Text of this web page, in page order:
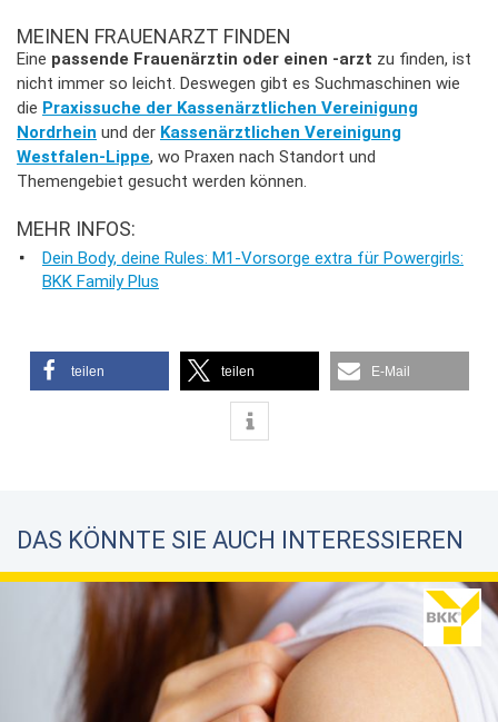
MEINEN FRAUENARZT FINDEN
Eine passende Frauenärztin oder einen -arzt zu finden, ist
nicht immer so leicht. Deswegen gibt es Suchmaschinen wie
die Praxissuche der Kassenärztlichen Vereinigung
Nordrhein und der Kassenärztlichen Vereinigung
Westfalen-Lippe, wo Praxen nach Standort und
Themengebiet gesucht werden können.
MEHR INFOS:
Dein Body, deine Rules: M1-Vorsorge extra für Powergirls:
BKK Family Plus
teilen teilen E-Mail
DAS KÖNNTE SIE AUCH INTERESSIEREN